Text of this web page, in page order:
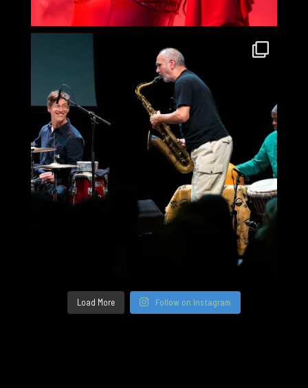
Load More Follow on Instagram